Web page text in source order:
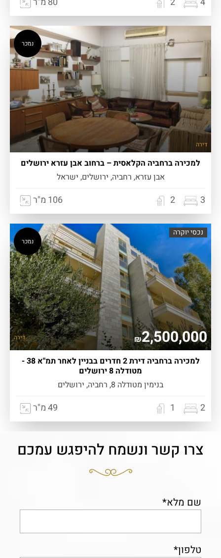
נמכר
דירה
למכירה ברחביה הקלאסית – ברחוב אבן עזרא ירושלים
אבן עזרא, רחביה, ירושלים, ישראל
3
2 106 מ"ר
נכסי יוקרה
נמכר
₪2,500,000 דירה
למכירה ברחביה דירת 2 חדרים בבניין לאחר תמ"א 38 -
מטודלה 8 ירושלים
בנימין מטודלה 8, רחביה, ירושלים
2
1 49 מ"ר
צרו קשר ונשמח להיפגש עמכם
שם מלא*
טלפון*